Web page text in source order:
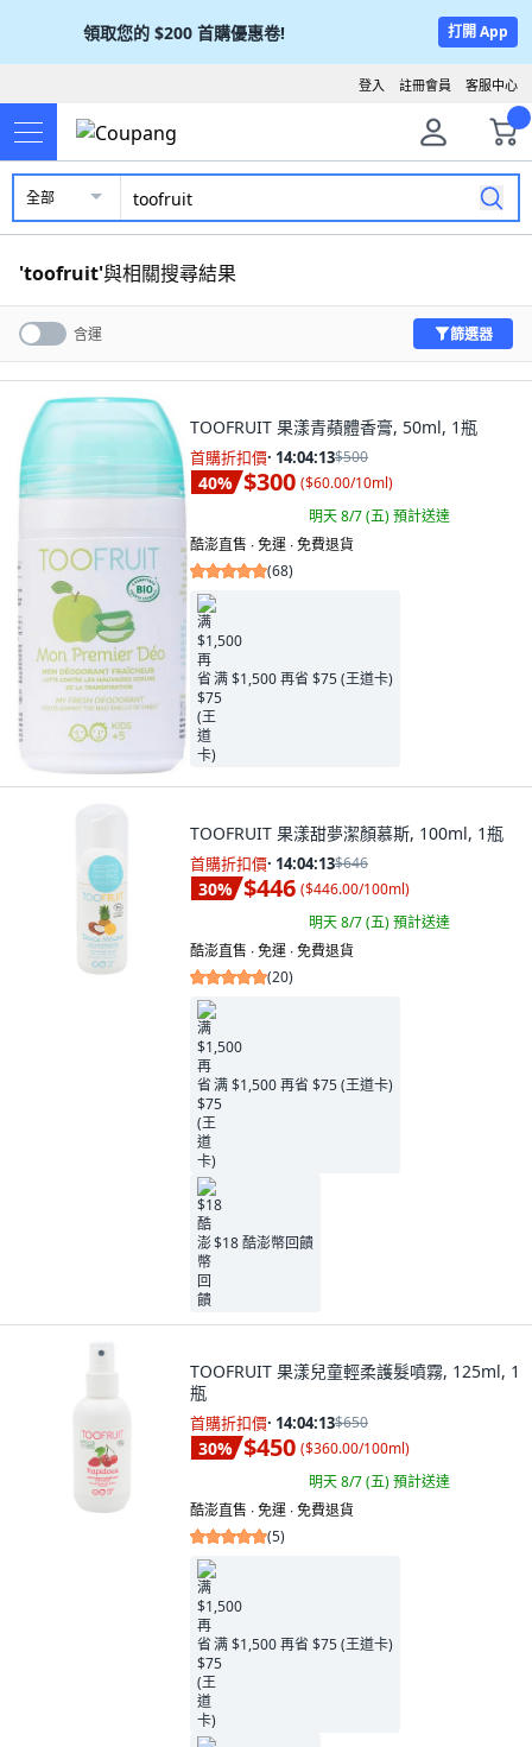
領取您的 $200 首購優惠卷! 打開 App
客服中心
註冊會員
登入
全部
'toofruit'與相關搜尋結果
含運 篩選器
TOOFRUIT 果漾青蘋體香膏, 50ml, 1瓶
首購折扣價· 14:04:11$500
40% $300 ($60.00/10ml)
明天 8/7 (五)預計送達
酷澎直售 ∙ 免運 ∙ 免費退貨
(68)
满 $1,500 再省 $75 (王道卡)
TOOFRUIT 果漾甜夢潔顏慕斯, 100ml, 1瓶
首購折扣價· 14:04:11$646
30% $446 ($446.00/100ml)
明天 8/7 (五)預計送達
酷澎直售 ∙ 免運 ∙ 免費退貨
(20)
满 $1,500 再省 $75 (王道卡)
$18 酷澎幣回饋
TOOFRUIT 果漾兒童輕柔護髮噴霧, 125ml, 1
瓶
首購折扣價· 14:04:11$650
30% $450 ($360.00/100ml)
明天 8/7 (五)預計送達
酷澎直售 ∙ 免運 ∙ 免費退貨
(5)
满 $1,500 再省 $75 (王道卡)